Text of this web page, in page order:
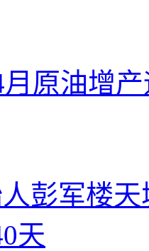
月原油增
彭军楼
天